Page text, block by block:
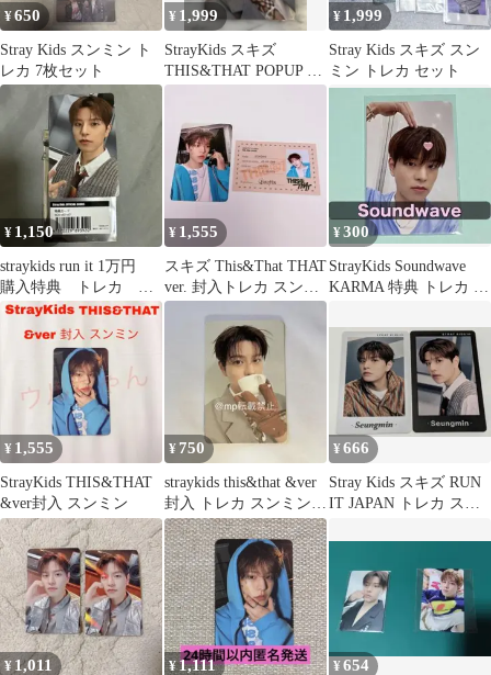
¥650
Stray Kids スンミン ト
レカ 7枚セット
¥ 1,999
StrayKids スキズ
THIS&THAT POPUP 特
¥ 1,999
Stray Kids スキズ スン
ミン トレカ セット
¥ 1,150
straykids run it 1万円
購入特典 トレカ ス
ンミン オンライン
¥ 1,555
スキズ This&That THAT
ver. 封入トレカ スンミ
ン
¥300
StrayKids Soundwave
KARMA 特典 トレカ ス
¥ 1,555
StrayKids THIS&THAT
&ver封入 スンミン
¥ 750
straykids this&that &ver
封入 トレカ スンミン
①
¥666
Stray Kids スキズ RUN
IT JAPAN トレカ スン
¥ 1,011 ¥1,111 ¥654